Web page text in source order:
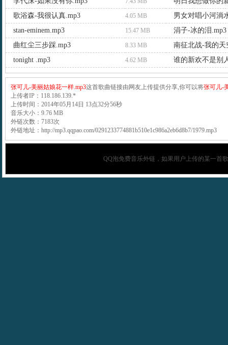
歌浴森-我很认真.mp3
4.05 MB
男女对唱小河淌
stan-eminem.mp3
15.47 MB
涓子-冰的泪.mp3
曲红尘三步踩.mp3
8.33 MB
南征北战-我的天
tonight .mp3
4.62 MB 谁的新欢不是别
张可儿-美丽姑娘花一样.mp3这首歌曲链接由网友上传提供分享,你可以将张可儿-
上传者IP：118.186.139.*
上传时间：2014年05月14日 13点32分56秒
音乐大小：9.76 MB
外链次数：7183次
外链地址：http://mp3.qqpao.com/0291233774881b510e1c986a2eb6d8b7/1979.mp3
QQ泡免费音乐外链，如果用户上传的某一首